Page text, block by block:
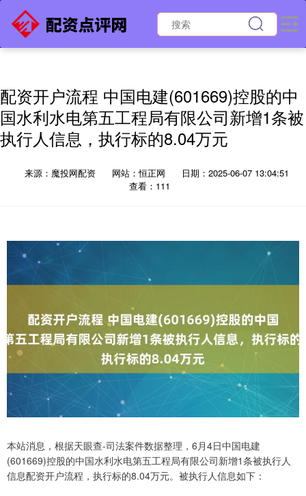
配资开户流程 中国电建(601669)控股的中
国水利水电第五工程局有限公司新增1条被
执行人信息，执行标的8.04万元
来源：魔投网配资 网站：恒正网
日期：2025-06-07 13:04:51
查看：111
本站消息，根据天眼查-司法案件数据整理，6月4日中国电建
(601669)控股的中国水利水电第五工程局有限公司新增1条被执行人
信息配资开户流程，执行标的8.04万元。被执行人信息如下：